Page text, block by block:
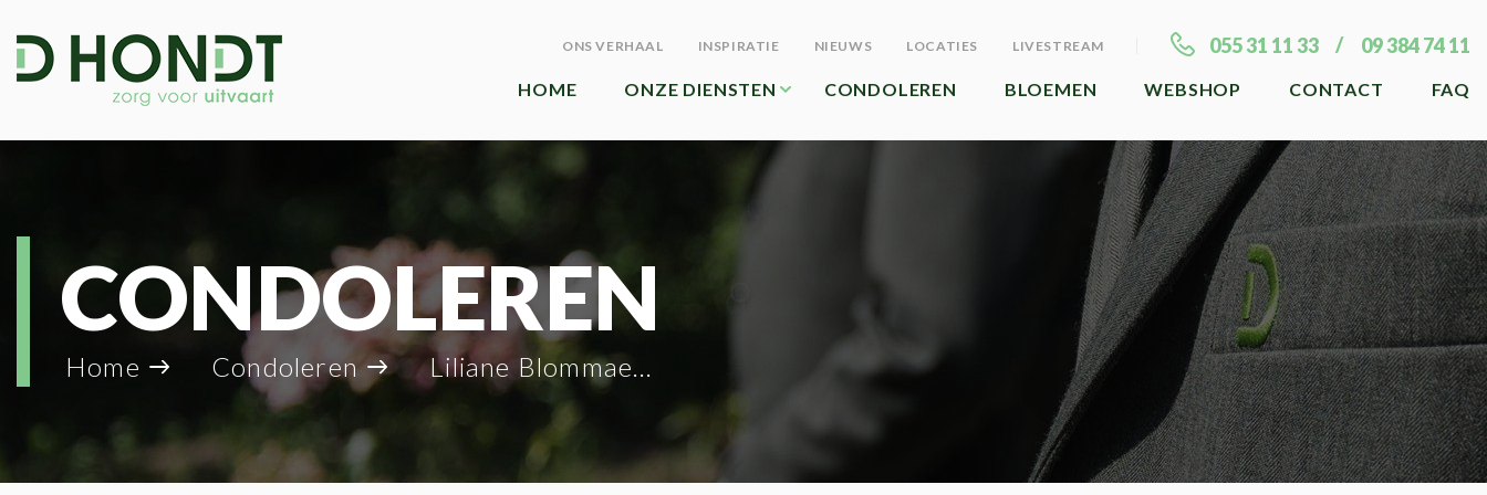
ONS VERHAAL INSPIRATIE NIEUWS LOCATIES LIVESTREAM 055 31 11 33 09 384 74 11
HOME ONZE DIENSTEN CONDOLEREN BLOEMEN WEBSHOP CONTACT FAQ
CONDOLEREN
Home Condoleren Liliane Blommaert